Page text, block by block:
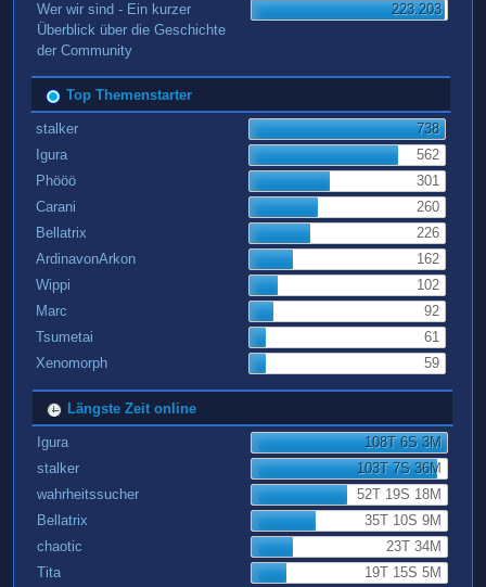
Wer wir sind - Ein kurzer
Überblick über die Geschichte
der Community
223.203
Top Themenstarter
stalker
738
Igura
562
Phööö
301
Carani
260
Bellatrix
226
ArdinavonArkon
162
Wippi
102
Marc
92
Tsumetai
61
Xenomorph
59
Längste Zeit online
Igura
108T 6S 3M
stalker
103T 7S 36M
wahrheitssucher
52T 19S 18M
Bellatrix
35T 10S 9M
chaotic
23T 34M
Tita
19T 15S 5M